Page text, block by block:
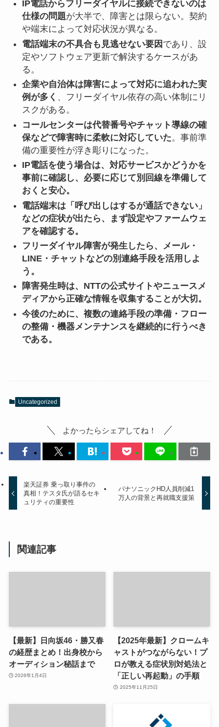
IP電話からフリーダイヤルに接続できないのは
仕様の問題が大半で、障害とは限らない。契約
や端末によって対応状況が異なる。
電話端末の不具合も見逃せない要因 であり、設
定やソフトウェア更新で解決するケースがあ
る。
企業や自治体は障害によって対応に追われた実
例が多く 、フリーダイヤル依存の高い体制にリ
スクがある。
コールセンターは代替番号やチャット導線の確
保などで障害時に柔軟に対応していた。事前準
備の重要性が浮き彫りになった。
IP電話を使う場合は、対応サービスかどうかを
事前に確認し、必要に応じて別回線を準備して
おくと安心。
電話端末は「呼び出しはするが通話できない」
などの症状が出たら、まず設定やファームウェ
アを確認する。
フリーダイヤル障害が発生したら、メール・
LINE・チャットなどの別連絡手段を活用しよ
う。
障害発生時は、NTTの公式サイトやニュースメ
ディアから正確な情報を収集することが大切。
今後のために、複数の連絡手段の準備・フロー
の整備・機器メンテナンスを継続的に行うべき
である。
Uncategorized
よかったらシェアしてね！
楽天証券 乗っ取り事件の
真相！テスタ氏が語るセキ
ュリティの重要性
パナソニックHD人員削減1
万人の背景と再就職支援策
関連記事
【最新】日向坂46・勝又春
の経歴まとめ！出身校から
オーディション秘話まで
2026年1月4日
【2025年最新】クロームキ
ャストがつながらない！プ
ロが教える症状別対処法と
「正しい再起動」の手順
2025年11月25日